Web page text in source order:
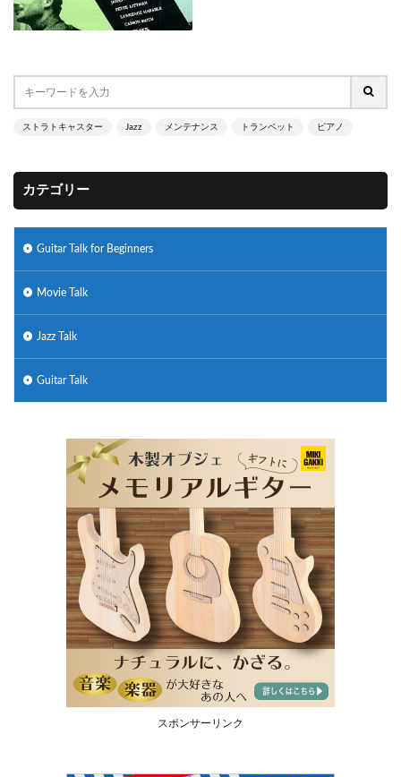
ストラトキャスター Jazz メンテナンス トランペット ピアノ
カテゴリー
Guitar Talk for Beginners
Movie Talk
Jazz Talk
Guitar Talk
スポンサーリンク